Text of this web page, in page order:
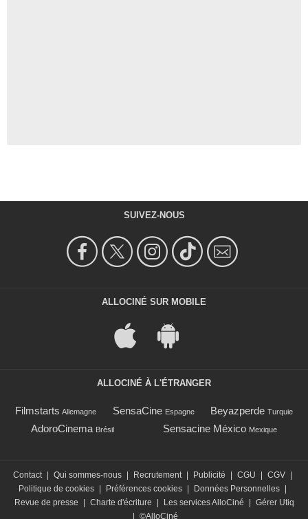
SUIVEZ-NOUS
ALLOCINÉ SUR MOBILE
ALLOCINÉ À L'ÉTRANGER
Filmstarts Allemagne SensaCine Espagne Beyazperde Turquie
AdoroCinema Brésil Sensacine México Mexique
Contact Qui sommes-nous Recrutement Publicité CGU CGV
Politique de cookies
Préférences cookies Données Personnelles
Revue de presse
Charte d'écriture Les services AlloCiné
Gérer Utiq
©AlloCiné